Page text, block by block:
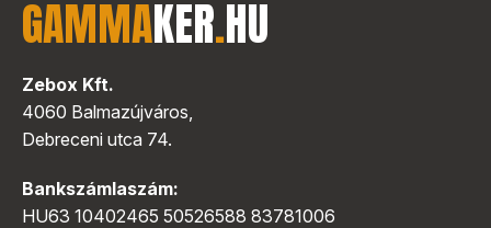
GAMMAKER.HU
Zebox Kft.
4060 Balmazújváros,
Debreceni utca 74.
Bankszámlaszám:
HU63 10402465 50526588 83781006